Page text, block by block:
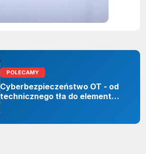
POLECAMY
Cyberbezpieczeństwo OT - od
technicznego tła do elementu